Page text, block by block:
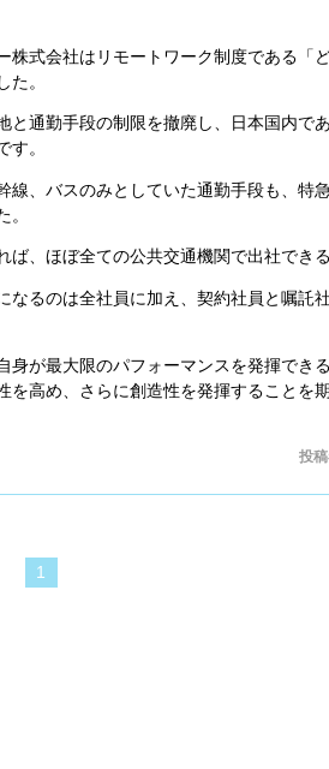
式会社はリモートワーク制度である「ど
た。
通勤手段の制限を撤廃し、日本国内で
す。
、バスのみとしていた通勤手段も、特
。
、ほぼ全ての公共交通機関で出社できる
なるのは全社員に加え、契約社員と嘱託
が最大限のパフォーマンスを発揮でき
を高め、さらに創造性を発揮することを
投
1